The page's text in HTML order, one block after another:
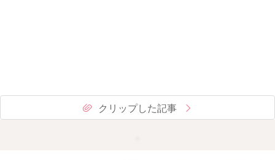
クリップした記事